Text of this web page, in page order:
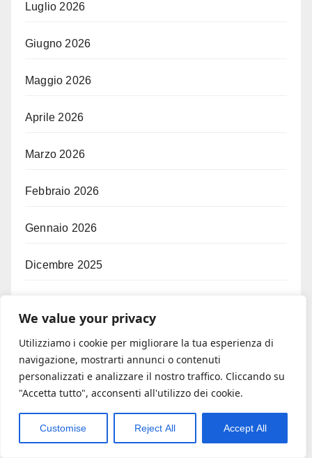
We value your privacy
Utilizziamo i cookie per migliorare la tua esperienza di
navigazione, mostrarti annunci o contenuti
personalizzati e analizzare il nostro traffico. Cliccando su
"Accetta tutto", acconsenti all'utilizzo dei cookie.
Customise Reject All Accept All
Luglio 2026
Giugno 2026
Maggio 2026
Aprile 2026
Marzo 2026
Febbraio 2026
Gennaio 2026
Dicembre 2025
Ottobre 2025
Settembre 2025
Giugno 2025